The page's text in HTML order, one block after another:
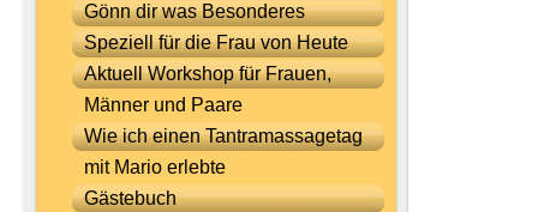
Gönn dir was Besonderes
Speziell für die Frau von Heute
Aktuell Workshop für Frauen,
Männer und Paare
Wie ich einen Tantramassagetag
mit Mario erlebte
Gästebuch